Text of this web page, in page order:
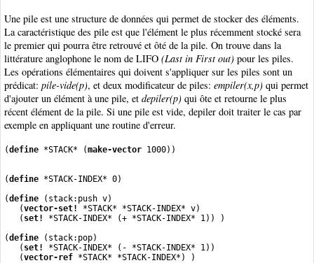
Une pile est une structure de données qui permet de stocker des éléments.
La caractéristique des pile est que l'élément le plus récemment stocké sera
le premier qui pourra être retrouvé et ôté de la pile. On trouve dans la
littérature anglophone le nom de LIFO (Last in First out) pour les piles.
Les opérations élémentaires qui doivent s'appliquer sur les piles sont un
prédicat: pile-vide(p), et deux modificateur de piles: empiler(x,p) qui permet
d'ajouter un élément à une pile, et depiler(p) qui ôte et retourne le plus
récent élément de la pile. Si une pile est vide, depiler doit traiter le cas par
exemple en appliquant une routine d'erreur.
(define *STACK* (make-vector
(define *STACK-INDEX* 0)
(define (stack:push v)
   (
vector-set!
*STACK* *STACK-INDEX* v)
   (
set!
*STACK-INDEX* (+ *STACK-INDEX* 1)) )
(define (stack:pop)
   (
set!
*STACK-INDEX* (- *STACK-INDEX* 1))
   (
vector-ref *STACK* *STACK-INDEX*) )